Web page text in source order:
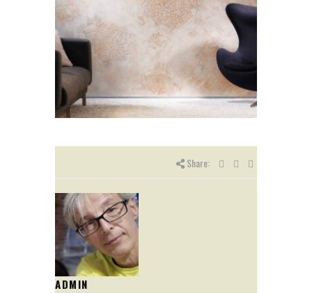
Share:
ADMIN